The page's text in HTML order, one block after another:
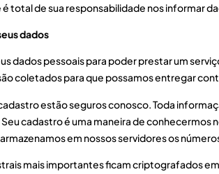
total de sua responsabilidade nos informar
dados
dados pessoais para poder prestar um
coletados para que possamos entregar
estão seguros conosco. Toda
cadastro é uma maneira de conhecermos
em nossos servidores os
mais importantes ficam criptografados